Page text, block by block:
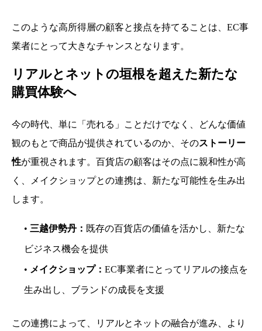
このような高所得層の顧客と接点を持てることは、EC事
業者にとって大きなチャンスとなります。
リアルとネットの垣根を超えた新たな
購買体験へ
今の時代、単に「売れる」ことだけでなく、どんな価値
観のもとで商品が提供されているのか、そのストーリー
性が重視されます。百貨店の顧客はその点に親和性が高
く、メイクショップとの連携は、新たな可能性を生み出
します。
• 三越伊勢丹： 既存の百貨店の価値を活かし、新たな
ビジネス機会を提供
• メイクショップ： EC事業者にとってリアルの接点を
生み出し、ブランドの成長を支援
この連携によって、リアルとネットの融合が進み、より